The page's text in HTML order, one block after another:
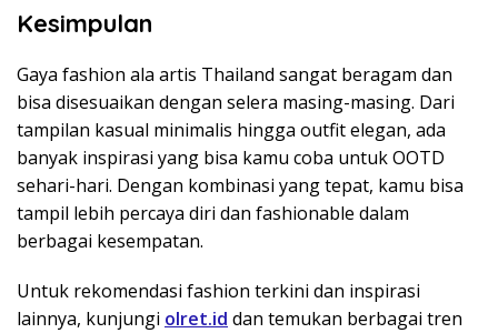
Kesimpulan
Gaya fashion ala artis Thailand sangat beragam dan
bisa disesuaikan dengan selera masing-masing. Dari
tampilan kasual minimalis hingga outfit elegan, ada
banyak inspirasi yang bisa kamu coba untuk OOTD
sehari-hari. Dengan kombinasi yang tepat, kamu bisa
tampil lebih percaya diri dan fashionable dalam
berbagai kesempatan.
Untuk rekomendasi fashion terkini dan inspirasi
lainnya, kunjungi olret.id dan temukan berbagai tren